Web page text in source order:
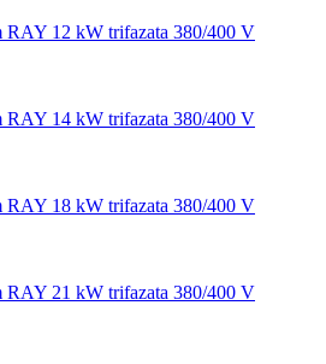
RAY 12 kW trifazata 380/400 V
RAY 14 kW trifazata 380/400 V
RAY 18 kW trifazata 380/400 V
RAY 21 kW trifazata 380/400 V